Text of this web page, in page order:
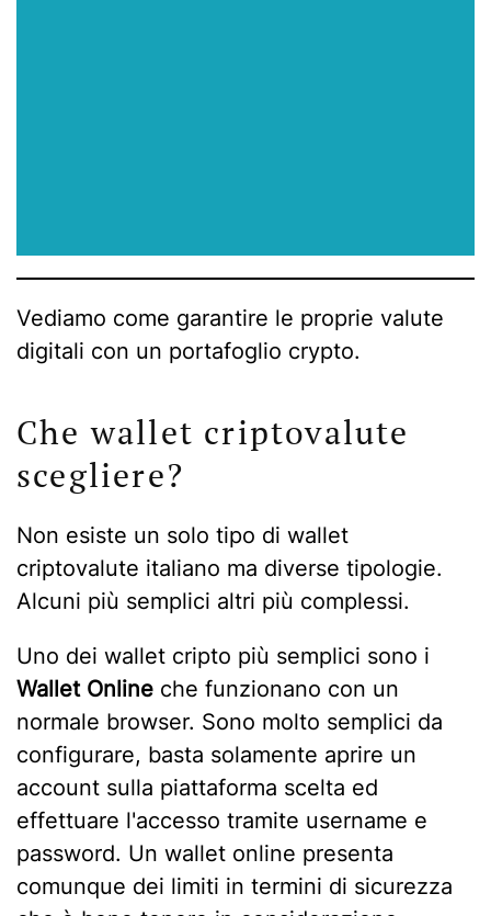
Vediamo come garantire le proprie valute
digitali con un portafoglio crypto.
Che wallet criptovalute
scegliere?
Non esiste un solo tipo di wallet
criptovalute italiano ma diverse tipologie.
Alcuni più semplici altri più complessi.
Uno dei wallet cripto più semplici sono i
Wallet Online che funzionano con un
normale browser. Sono molto semplici da
configurare, basta solamente aprire un
account sulla piattaforma scelta ed
effettuare l'accesso tramite username e
password. Un wallet online presenta
comunque dei limiti in termini di sicurezza